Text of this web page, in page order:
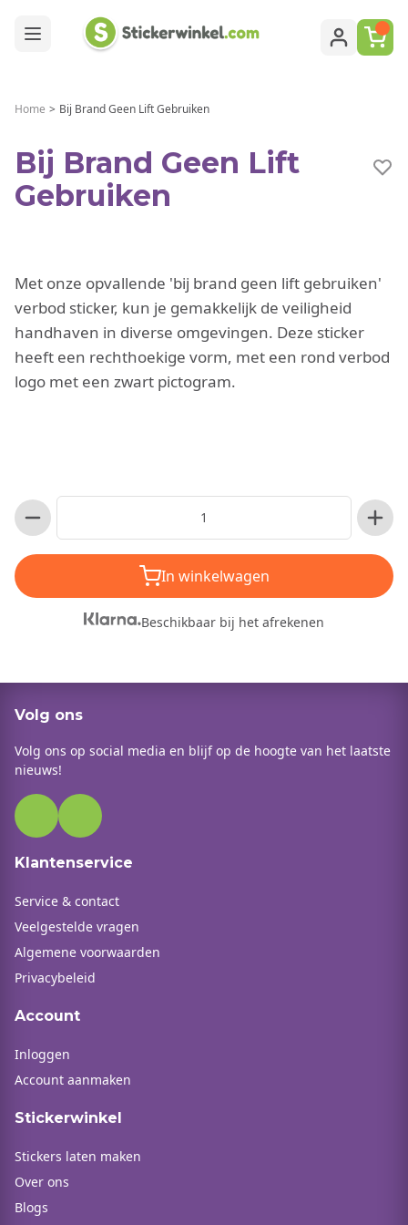
Home > Bij Brand Geen Lift Gebruiken
Bij Brand Geen Lift
Gebruiken
Met onze opvallende 'bij brand geen lift gebruiken'
verbod sticker, kun je gemakkelijk de veiligheid
handhaven in diverse omgevingen. Deze sticker
heeft een rechthoekige vorm, met een rond verbod
logo met een zwart pictogram.
In winkelwagen
Beschikbaar bij het afrekenen
Volg ons
Volg ons op social media en blijf op de hoogte van het laatste
nieuws!
Klantenservice
Service & contact
Veelgestelde vragen
Algemene voorwaarden
Privacybeleid
Account
Inloggen
Account aanmaken
Stickerwinkel
Stickers laten maken
Over ons
Blogs